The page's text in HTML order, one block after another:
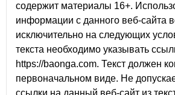
содержит материалы 16+.
информации с данного веб-сайта
исключительно на следующих
текста необходимо указывать
https://baonga.com. Текст должен
первоначальном виде. Не